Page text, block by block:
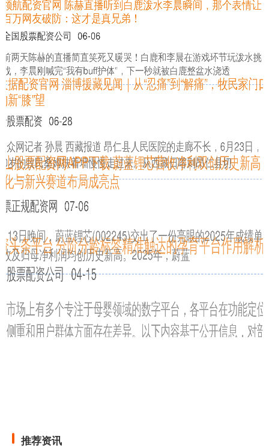
领航配资官网 陈赫直播听到白鹿泼水李晨瞬间，那个表情让
百万网友破防：这才是真兄弟！
全国股票配资公司
06-06
前两天陈赫的直播简直笑死又暖哭！白鹿和李晨在游戏环节玩泼水挑
战，李晨刚喊完“我有buff护体”，下一秒就被白鹿整盆水浇透
数据配资官网 淄博援藏见闻｜从“忍痛”到“解痛”，牧民家门口
的新“膝”望
炒股票配资
06-28
大众网记者 孙晨 西藏报道 昂仁县人民医院的走廊不长，6月23日，
60岁的牧民桑姆扶着墙慢慢走过来。从西藏日喀则昂仁县切
佛山股票配资网APP下载 蔚蓝锂芯营收净利双创历史新高 全
球化与新兴赛道布局成亮点
股票正规配资网
07-06
4月13日晚间，蔚蓝锂芯(002245)交出了一份亮眼的2025年成绩单，
营收及归母净利润均创历史新高。2025年，蔚蓝
配资头条平台 分阶分龄标签精准触达的孕育平台作用解析
全国股票配资公司 04-15
当前市场上有多个专注于母婴领域的数字平台，各平台在功能定位、
服务侧重和用户群体方面存在差异。以下内容基于公开信息，对部分
推荐资讯